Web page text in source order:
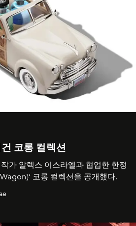
코롱 컬렉션
가 알렉스 이스라엘과 협업한 한정
코롱 컬렉션을 공개했다.